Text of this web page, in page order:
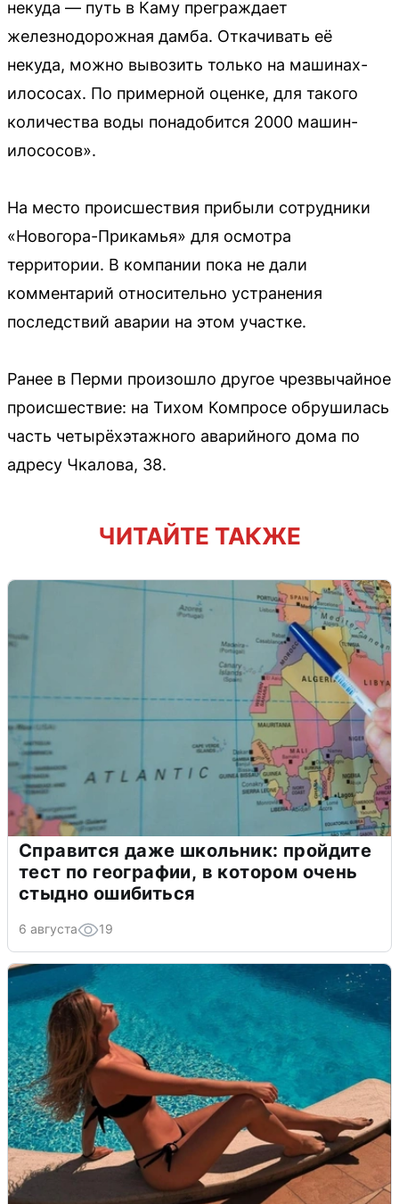
некуда — путь в Каму преграждает
железнодорожная дамба. Откачивать её
некуда, можно вывозить только на машинах-
илососах. По примерной оценке, для такого
количества воды понадобится 2000 машин-
илососов».
На место происшествия прибыли сотрудники
«Новогора-Прикамья» для осмотра
территории. В компании пока не дали
комментарий относительно устранения
последствий аварии на этом участке.
Ранее в Перми произошло другое чрезвычайное
происшествие: на Тихом Компросе обрушилась
часть четырёхэтажного аварийного дома по
адресу Чкалова, 38.
ЧИТАЙТЕ ТАКЖЕ
Справится даже школьник: пройдите
тест по географии, в котором очень
стыдно ошибиться
6 августа 19